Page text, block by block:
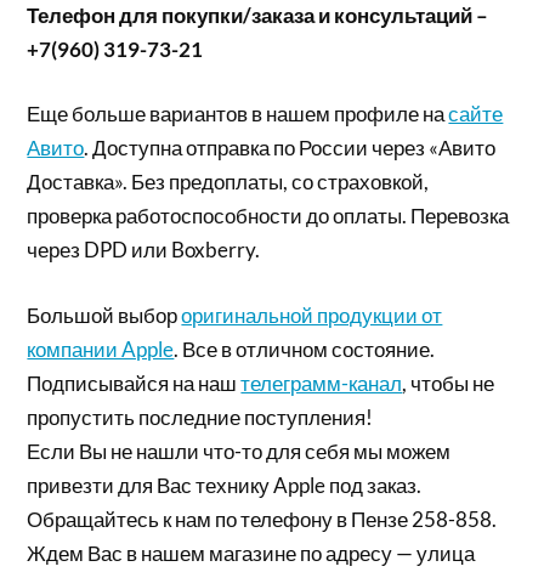
Телефон для покупки/заказа и консультаций –
+7(960) 319-73-21
Еще больше вариантов в нашем профиле насайте
Авито. Доступна отправка по России через «Авито
Доставка». Без предоплаты, со страховкой,
проверка работоспособности до оплаты. Перевозка
через DPD или Boxberry.
Большой выбороригинальной продукции от
компании Apple. Все в отличном состояние.
Подписывайся на наштелеграмм-канал, чтобы не
пропустить последние поступления!
Если Вы не нашли что-то для себя мы можем
привезти для Вас технику Apple под заказ.
Обращайтесь к нам по телефону в Пензе 258-858.
Ждем Вас в нашем магазине по адресу — улица